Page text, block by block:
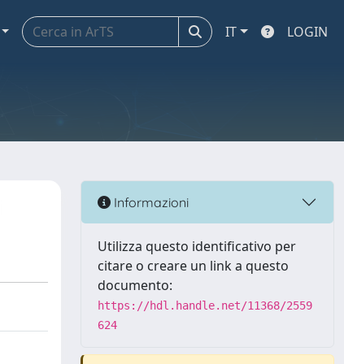
IT LOGIN
Informazioni
Utilizza questo identificativo per
citare o creare un link a questo
documento:
https://hdl.handle.net/11368/2559
624